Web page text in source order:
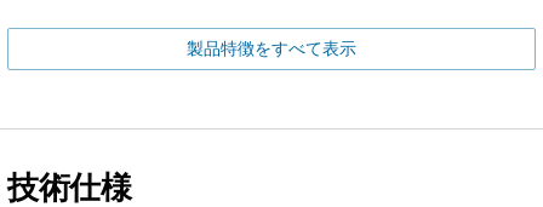
製品特徴をすべて表示
技術仕様